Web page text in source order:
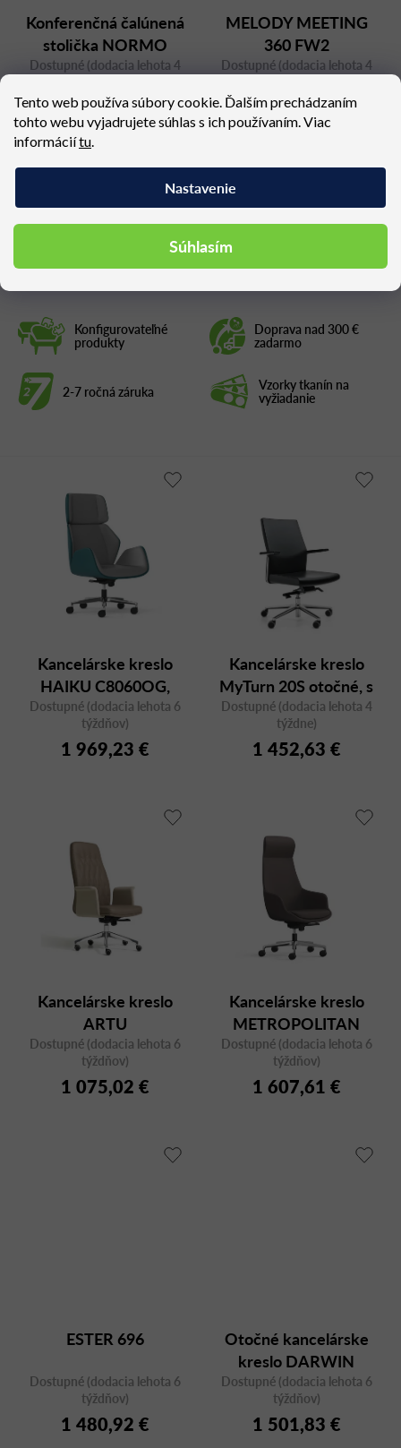
Tento web používa súbory cookie. Ďalším prechádzaním
tohto webu vyjadrujete súhlas s ich používaním. Viac
informáciítu.
Nastavenie
Súhlasím
Konfigurovateľné
produkty
Doprava nad 300 €
zadarmo
2-7 ročná záruka Vzorky tkanín na
vyžiadanie
Konferenčná čalúnená
stolička NORMO
500HC na kolieskach
Dostupné (dodacia lehota 4
277,98 €
MELODY MEETING
360 FW2
Dostupné (dodacia lehota 4
627,30 €
Podobné produkty
Kancelárske kreslo
HAIKU C8060OG,
otočné
Dostupné (dodacia lehota 6
týždňov)
1 969,23 €
Kancelárske kreslo
MyTurn 20S otočné, s
nízkym operadlom
Dostupné (dodacia lehota 4
týždne)
1 452,63 €
Kancelárske kreslo
ARTU
ARAKAL01/QUBRIM s
vysokým operadlom
Dostupné (dodacia lehota 6
týždňov)
1 075,02 €
Kancelárske kreslo
METROPOLITAN
C8070OG, otočné
Dostupné (dodacia lehota 6
týždňov)
1 607,61 €
ESTER 696
Dostupné (dodacia lehota 6
týždňov)
1 480,92 €
Otočné kancelárske
kreslo DARWIN
DARWM S, stredne
vysoké operadlo
Dostupné (dodacia lehota 6
týždňov)
1 501,83 €